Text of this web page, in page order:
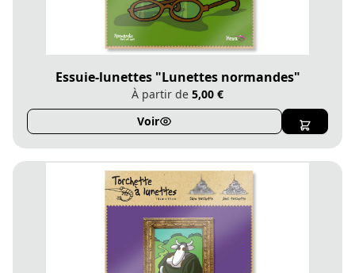
Essuie-lunettes "Lunettes normandes"
À partir de 5,00 €
Voir